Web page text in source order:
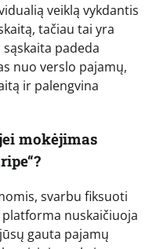
veiklą vykdantis
tačiau tai yra
padeda
nuo verslo pajamų,
ir palengvina
mokėjimas
svarbu fiksuoti
platforma nuskaičiuoja
gauta pajamų